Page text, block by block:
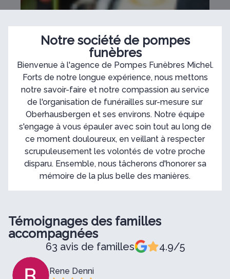
Notre société de pompes
funèbres
Bienvenue à l'agence de Pompes Funèbres Michel.
Forts de notre longue expérience, nous mettons
notre savoir-faire et notre compassion au service
de l'organisation de funérailles sur-mesure sur
Oberhausbergen et ses environs. Notre équipe
s'engage à vous épauler avec soin tout au long de
ce moment douloureux, en veillant à respecter
scrupuleusement les volontés de votre proche
disparu. Ensemble, nous tâcherons d'honorer sa
mémoire de la plus belle des manières.
Témoignages des familles
accompagnées
63 avis de familles 4.9/5
Rene Denni